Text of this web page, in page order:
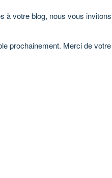
à votre blog, nous vous
prochainement. Merci de votre